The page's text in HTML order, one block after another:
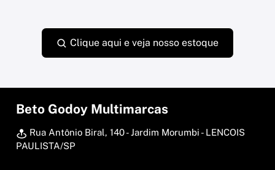
Clique aqui e veja nosso estoque
Beto Godoy Multimarcas
Rua Antônio Biral, 140 - Jardim Morumbi - LENCOIS
PAULISTA/SP